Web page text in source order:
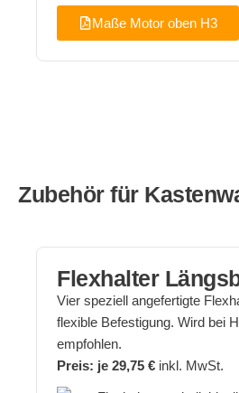
Maße Motor oben H3
Zubehör für
Flexhalter
Vier speziell angefertigte
flexible Befestigung. Wird bei
empfohlen.
Preis: je 29,75 € inkl. MwSt.